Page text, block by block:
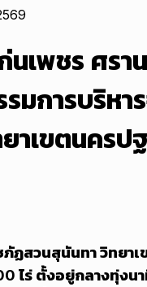
นเพชร ศร
มการบริหา
าเขตนครป
ภัฏสวนสุนันทา วิทยา
ไร่ ตั้งอยู่กลางทุ่งน